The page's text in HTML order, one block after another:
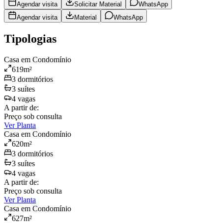
Agendar visita Solicitar Material
WhatsApp
Agendar visita
Material WhatsApp
Tipologias
Casa em Condomínio
619m²
3 dormitórios
3 suítes
4 vagas
A partir de:
Preço sob consulta
Ver Planta
Casa em Condomínio
620m²
3 dormitórios
3 suítes
4 vagas
A partir de:
Preço sob consulta
Ver Planta
Casa em Condomínio
627m²